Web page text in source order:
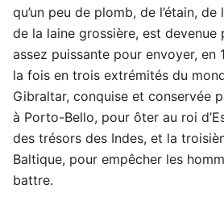
qu’un peu de plomb, de l’étain,
de la laine grossière, est devenue
assez puissante pour envoyer, en
la fois en trois extrémités du
Gibraltar, conquise et conservée
à Porto-Bello, pour ôter au roi
des trésors des Indes, et la
Baltique, pour empêcher les
battre.